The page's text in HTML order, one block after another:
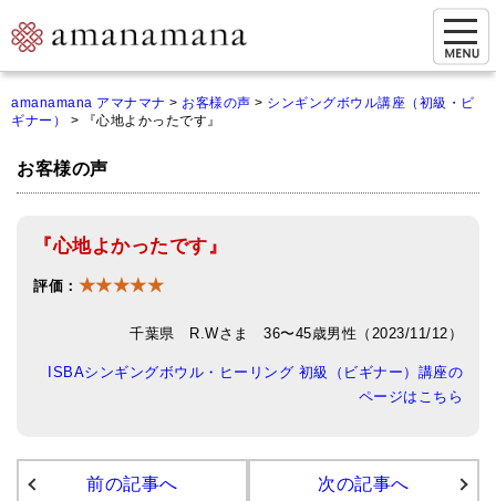
ご来店予約（実店舗）
商品一覧
amanamana アマナマナ > お客様の声 > シンギングボウル講座（初級・ビ
ギナー）
> 『心地よかったです』
お客様の声
『心地よかったです』
評価： ★★★★★
千葉県 R.Wさま 36〜45歳男性（2023/11/12）
ISBAシンギングボウル・ヒーリング 初級（ビギナー）講座の
ページはこちら
前の記事へ 次の記事へ